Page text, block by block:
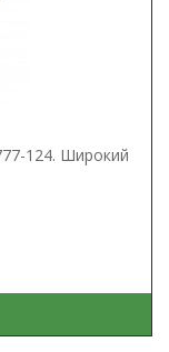
124. Широкий